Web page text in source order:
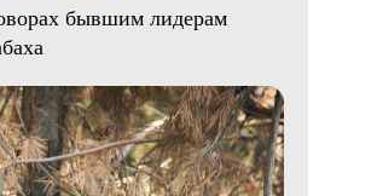
бывшим лидерам